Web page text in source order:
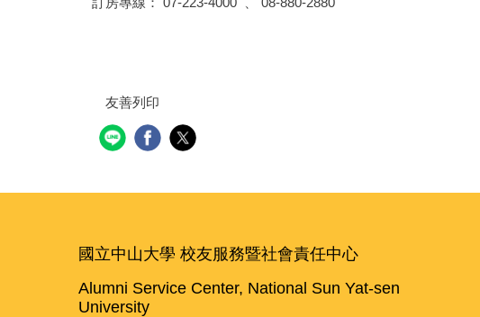
友善列印
國立中山大學 校友服務暨社會責任中心
Alumni Service Center, National Sun Yat-sen
University